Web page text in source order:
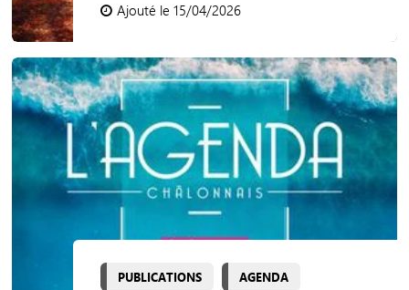
Ajouté le 15/04/2026
PUBLICATIONS AGENDA